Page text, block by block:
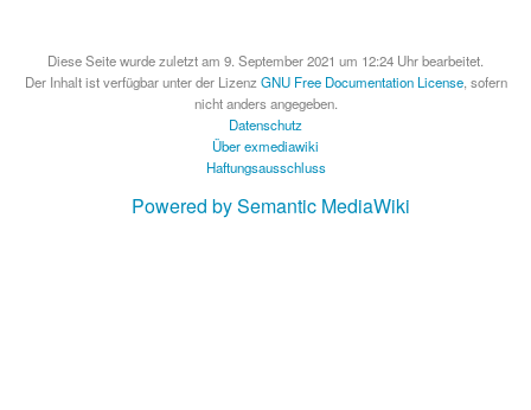
Diese Seite wurde zuletzt am 9. September 2021 um 12:24 Uhr bearbeitet.
Der Inhalt ist verfügbar unter der Lizenz GNU Free Documentation License, sofern
nicht anders angegeben.
Datenschutz
Über exmediawiki
Haftungsausschluss
Powered by Semantic MediaWiki